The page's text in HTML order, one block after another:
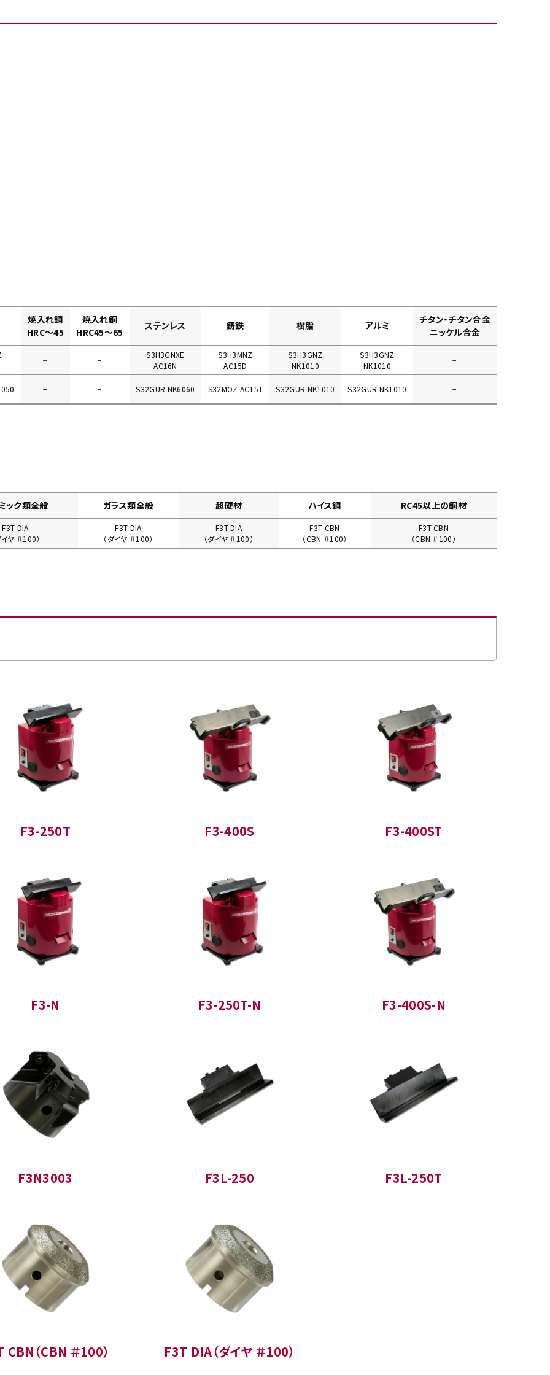
焼入れ鋼
HRC～45
焼入れ鋼
HRC45～65
ステンレス 鋳鉄 樹脂 アルミ
チタン・チタン合金
ニッケル合金
− −
S3H3GNXE
AC16N
S3H3MNZ
AC15D
S3H3GNZ
NK1010
S3H3GNZ
NK1010
−
− − S32GUR NK6060 S32MOZ AC15T S32GUR NK1010 S32GUR NK1010 −
ック類全般 ガラス類全般 超硬材 ハイス鋼 RC45以上の鋼材
F3T DIA
イヤ ＃100）
F3T DIA
（ダイヤ ＃100）
F3T DIA
（ダイヤ ＃100）
F3T CBN
（CBN ＃100）
F3T CBN
（CBN ＃100）
F3-250T F3-400S F3-400ST
F3-N F3-250T-N F3-400S-N
F3N3003 F3L-250 F3L-250T
CBN（CBN ＃100） F3T DIA（ダイヤ ＃100）